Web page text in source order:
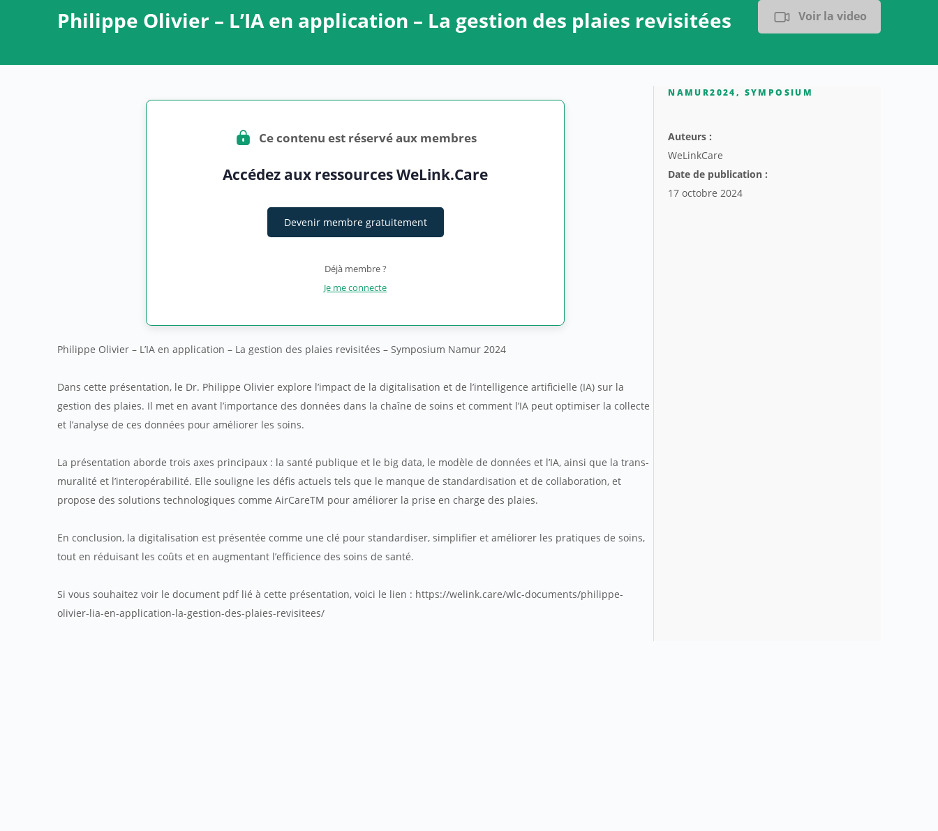
Philippe Olivier – L’IA en application – La gestion des plaies revisitées Voir la video
Ce contenu est réservé aux membres
Accédez aux ressources WeLink.Care
Devenir membre gratuitement
Déjà membre ?
Je me connecte
Philippe Olivier – L’IA en application – La gestion des plaies revisitées – Symposium Namur 2024
Dans cette présentation, le Dr. Philippe Olivier explore l’impact de la digitalisation et de l’intelligence artificielle (IA) sur la
gestion des plaies. Il met en avant l’importance des données dans la chaîne de soins et comment l’IA peut optimiser la collecte
et l’analyse de ces données pour améliorer les soins.
La présentation aborde trois axes principaux : la santé publique et le big data, le modèle de données et l’IA, ainsi que la trans-
muralité et l’interopérabilité. Elle souligne les défis actuels tels que le manque de standardisation et de collaboration, et
propose des solutions technologiques comme AirCareTM pour améliorer la prise en charge des plaies.
En conclusion, la digitalisation est présentée comme une clé pour standardiser, simplifier et améliorer les pratiques de soins,
tout en réduisant les coûts et en augmentant l’efficience des soins de santé.
Si vous souhaitez voir le document pdf lié à cette présentation, voici le lien : https://welink.care/wlc-documents/philippe-
olivier-lia-en-application-la-gestion-des-plaies-revisitees/
NAMUR2024, SYMPOSIUM
Auteurs :
WeLinkCare
Date de publication :
17 octobre 2024